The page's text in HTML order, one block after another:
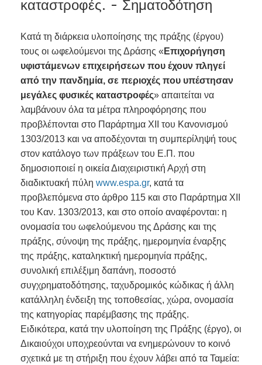
καταστροφές. - Σηματοδότηση
Kατά τη διάρκεια υλοποίησης της πράξης (έργου)
τους οι ωφελούμενοι της Δράσης « Επιχορήγηση
υφιστάμενων επιχειρήσεων που έχουν πληγεί
από την πανδημία, σε περιοχές που υπέστησαν
μεγάλες φυσικές καταστροφές» απαιτείται να
λαμβάνουν όλα τα μέτρα πληροφόρησης που
προβλέπονται στο Παράρτημα XII του Κανονισμού
1303/2013 και να αποδέχονται τη συμπερίληψή τους
στον κατάλογο των πράξεων του Ε.Π. που
δημοσιοποιεί η οικεία Διαχειριστική Αρχή στη
διαδικτυακή πύλη www.espa.gr, κατά τα
προβλεπόμενα στο άρθρο 115 και στο Παράρτημα ΧΙΙ
του Καν. 1303/2013, και στο οποίο αναφέρονται: η
ονομασία του ωφελούμενου της Δράσης και της
πράξης, σύνοψη της πράξης, ημερομηνία έναρξης
της πράξης, καταληκτική ημερομηνία πράξης,
συνολική επιλέξιμη δαπάνη, ποσοστό
συγχρηματοδότησης, ταχυδρομικός κώδικας ή άλλη
κατάλληλη ένδειξη της τοποθεσίας, χώρα, ονομασία
της κατηγορίας παρέμβασης της πράξης.
Ειδικότερα, κατά την υλοποίηση της Πράξης (έργο), οι
Δικαιούχοι υποχρεούνται να ενημερώνουν το κοινό
σχετικά με τη στήριξη που έχουν λάβει από τα Ταμεία: